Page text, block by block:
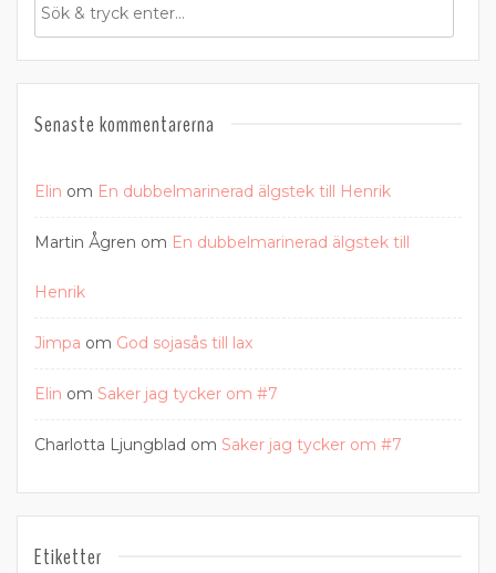
Senaste kommentarerna
Elin om En dubbelmarinerad älgstek till Henrik
Martin Ågren om En dubbelmarinerad älgstek till
Henrik
Jimpa om God sojasås till lax
Elin om Saker jag tycker om #7
Charlotta Ljungblad om Saker jag tycker om #7
Etiketter